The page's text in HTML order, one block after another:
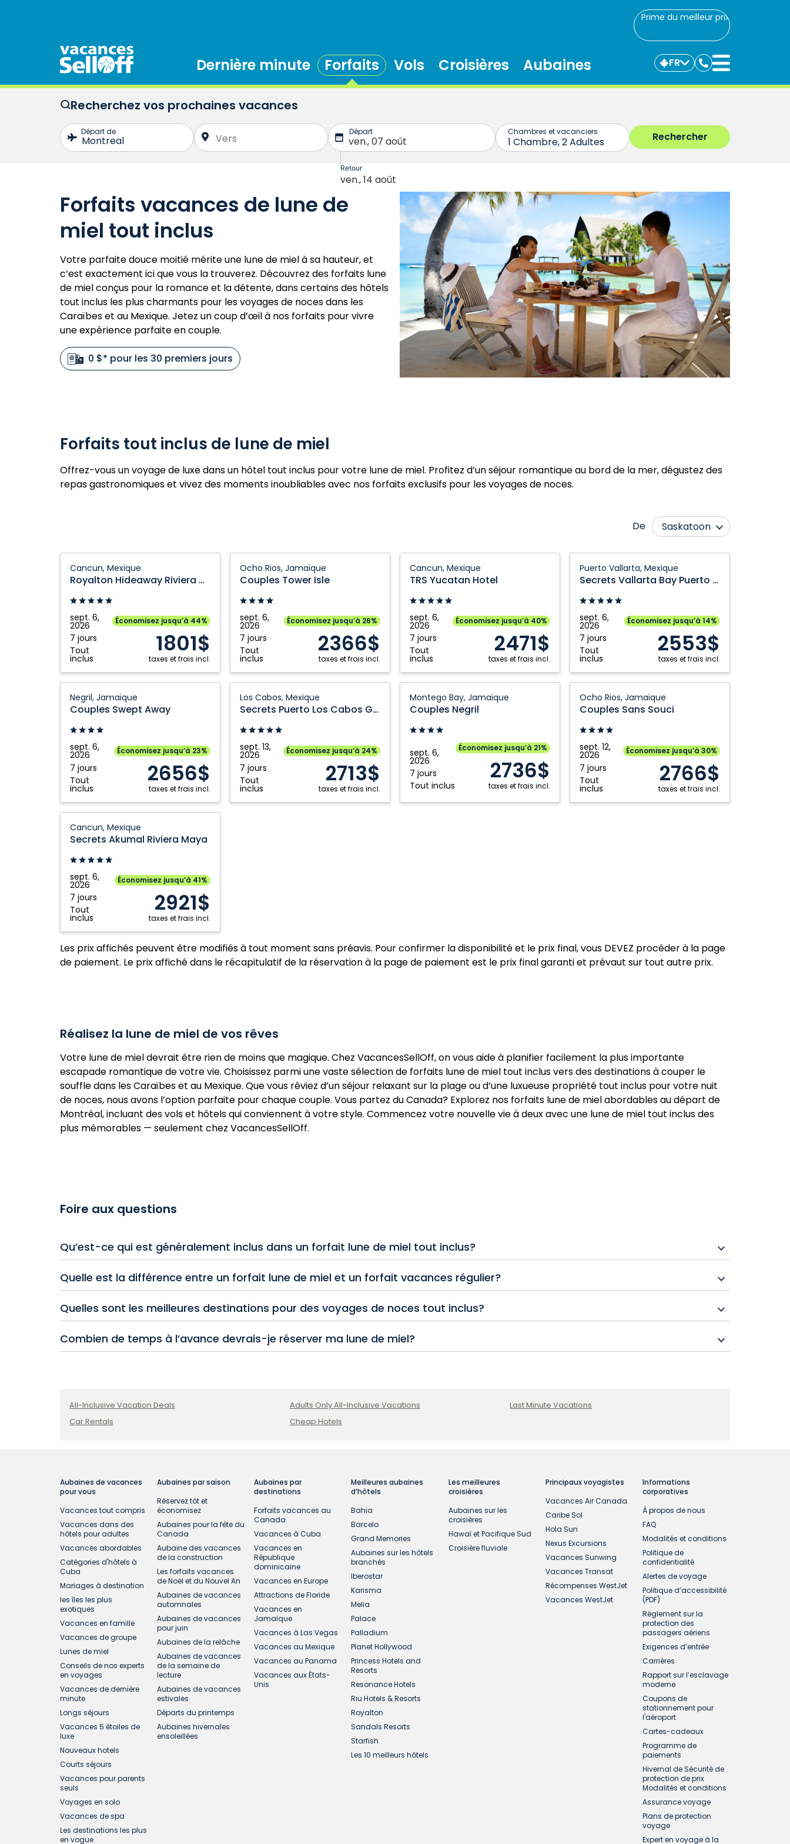
Prime du meilleur prix
Dernière minute Forfaits Vols Croisières Aubaines FR
Communiquez
avec
Recherchez vos prochaines vacances
Forfaits vacances de lune de
miel tout inclus
Votre parfaite douce moitié mérite une lune de miel à sa hauteur, et
c’est exactement ici que vous la trouverez. Découvrez des forfaits lune
de miel conçus pour la romance et la détente, dans certains des hôtels
tout inclus les plus charmants pour les voyages de noces dans les
Caraïbes et au Mexique. Jetez un coup d’œil à nos forfaits pour vivre
une expérience parfaite en couple.
0 $* pour les 30 premiers jours
Forfaits tout inclus de lune de miel
Offrez-vous un voyage de luxe dans un hôtel tout inclus pour votre lune de miel. Profitez d’un séjour romantique au bord de la mer, dégustez des
repas gastronomiques et vivez des moments inoubliables avec nos forfaits exclusifs pour les voyages de noces.
De
Saskatoon
Calgary
Cranbrook
Fort McMurray
Grande Prairie
Kamloops
Kelowna
Montréal
Nanaimo
Ottawa
Prince George
Québec City
Toronto
Vancouver
Victoria
Winnipeg
Cancun, Mexique
Royalton Hideaway Riviera Cancun, An Autograph Collection All Inclusive Resort Adults Only
sept. 6,
2026
7 jours
Tout
inclus
Économisez jusqu’à 44%
1801$
taxes et frais incl.
Hideaway
Riviera
Cancun,
An
Autograph
Collection
All
Inclusive
Resort
Adults
Only:
Cancun,
Mexique
Ocho Rios, Jamaïque
Couples Tower Isle
sept. 6,
2026
7 jours
Tout
inclus
Économisez jusqu’à 26%
2366$
taxes et frais incl.
Tower
Isle:
Ocho
Rios,
Jamaïque
Cancun, Mexique
TRS Yucatan Hotel
sept. 6,
2026
7 jours
Tout
inclus
Économisez jusqu’à 40%
2471$
taxes et frais incl.
Yucatan
Hotel:
Cancun,
Mexique
Puerto Vallarta, Mexique
Secrets Vallarta Bay Puerto Vallarta
sept. 6,
2026
7 jours
Tout
inclus
Économisez jusqu’à 14%
2553$
taxes et frais incl.
Vallarta
Bay
Puerto
Vallarta:
Puerto
Vallarta,
Mexique
Negril, Jamaïque
Couples Swept Away
sept. 6,
2026
7 jours
Tout
inclus
Économisez jusqu’à 23%
2656$
taxes et frais incl.
Swept
Away:
Negril,
Jamaïque
Los Cabos, Mexique
Secrets Puerto Los Cabos Golf & Spa Resort
sept. 13,
2026
7 jours
Tout
inclus
Économisez jusqu’à 24%
2713$
taxes et frais incl.
Puerto
Los
Cabos
Golf
Spa
Resort:
Los
Montego Bay, Jamaïque
Couples Negril
sept. 6,
2026
7 jours
Tout inclus
Économisez jusqu’à 21%
2736$
taxes et frais incl.
Negril:
Montego
Bay,
Ocho Rios, Jamaïque
Couples Sans Souci
sept. 12,
2026
7 jours
Tout
inclus
Économisez jusqu’à 30%
2766$
taxes et frais incl.
Sans
Souci:
Ocho
Rios,
Jamaïque
Cancun, Mexique
Secrets Akumal Riviera Maya
sept. 6,
2026
7 jours
Tout
inclus
Économisez jusqu’à 41%
2921$
taxes et frais incl.
Akumal
Riviera
Maya:
Cancun,
Mexique
Les prix affichés peuvent être modifiés à tout moment sans préavis. Pour confirmer la disponibilité et le prix final, vous DEVEZ procéder à la page
de paiement. Le prix affiché dans le récapitulatif de la réservation à la page de paiement est le prix final garanti et prévaut sur tout autre prix.
Réalisez la lune de miel de vos rêves
Votre lune de miel devrait être rien de moins que magique. Chez VacancesSellOff, on vous aide à planifier facilement la plus importante
escapade romantique de votre vie. Choisissez parmi une vaste sélection de forfaits lune de miel tout inclus vers des destinations à couper le
souffle dans les Caraïbes et au Mexique. Que vous rêviez d’un séjour relaxant sur la plage ou d’une luxueuse propriété tout inclus pour votre nuit
de noces, nous avons l’option parfaite pour chaque couple. Vous partez du Canada? Explorez nos forfaits lune de miel abordables au départ de
Montréal, incluant des vols et hôtels qui conviennent à votre style. Commencez votre nouvelle vie à deux avec une lune de miel tout inclus des
plus mémorables — seulement chez VacancesSellOff.
Foire aux questions
Qu’est-ce qui est généralement inclus dans un forfait lune de miel tout inclus?
l’aéroport et l’hôtel. Plusieurs propriétés tout inclus proposent également des forfaits spéciaux pour les nouveaux mariés comprenant des
soupers en tête-à-tête, des soins au spa, des surclassements de chambre, etc.
Quelle est la différence entre un forfait lune de miel et un forfait vacances régulier?
aux chandelles et d’autres commodités pour célébrer votre vie à deux.
Quelles sont les meilleures destinations pour des voyages de noces tout inclus?
nombreux forfaits lune de miel tout compris de luxe, idéaux pour la romance, la détente et des expériences inoubliables.
Combien de temps à l’avance devrais-je réserver ma lune de miel?
All-Inclusive Vacation Deals
Car Rentals
Adults Only All-Inclusive Vacations
Cheap Hotels
Last Minute Vacations
Aubaines de vacances
pour vous
Vacances tout compris
Vacances dans des
hôtels pour adultes
Vacances abordables
Catégories d'hôtels à
Cuba
Mariages à destination
les îles les plus
exotiques
Vacances en famille
Vacances de groupe
Lunes de miel
Conseils de nos experts
en voyages
Vacances de dernière
minute
Longs séjours
Vacances 5 étoiles de
luxe
Nouveaux hotels
Courts séjours
Vacances pour parents
seuls
Voyages en solo
Vacances de spa
Les destinations les plus
en vogue
Aubaines par saison
Réservez tôt et
économisez
Aubaines pour la fête du
Canada
Aubaine des vacances
de la construction
Les forfaits vacances
de Noël et du Nouvel An
Aubaines de vacances
automnales
Aubaines de vacances
pour juin
Aubaines de la relâche
Aubaines de vacances
de la semaine de
lecture
Aubaines de vacances
estivales
Départs du printemps
Aubaines hivernales
ensoleillées
Aubaines par
destinations
Forfaits vacances au
Canada
Vacances à Cuba
Vacances en
République
dominicaine
Vacances en Europe
Attractions de Floride
Vacances en
Jamaïque
Vacances à Las Vegas
Vacances au Mexique
Vacances au Panama
Vacances aux États-
Unis
Meilleures aubaines
d’hôtels
Bahia
Barcelo
Grand Memories
Aubaines sur les hôtels
branchés
Iberostar
Karisma
Melia
Palace
Palladium
Planet Hollywood
Princess Hotels and
Resorts
Resonance Hotels
Riu Hotels & Resorts
Royalton
Sandals Resorts
Starfish
Les 10 meilleurs hôtels
Les meilleures
croisières
Aubaines sur les
croisières
Hawaï et Pacifique Sud
Croisière fluviale
Principaux voyagistes
Vacances Air Canada
Caribe Sol
Hola Sun
Nexus Excursions
Vacances Sunwing
Vacances Transat
Récompenses WestJet
Vacances WestJet
Informations
corporatives
À propos de nous
FAQ
Modalités et conditions
Politique de
confidentialité
Alertes de voyage
Politique d’accessibilité
(PDF)
Règlement sur la
protection des
passagers aériens
Exigences d’entrée
Carrières
Rapport sur l’esclavage
moderne
Coupons de
stationnement pour
l'aéroport
Cartes-cadeaux
Programme de
paiements
Hivernal de Sécurité de
protection de prix
Modalités et conditions
Assurance voyage
Plans de protection
voyage
Expert en voyage à la